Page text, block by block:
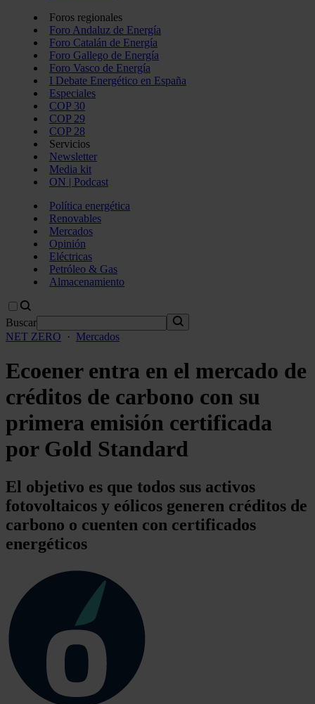
Foros regionales
Foro Andaluz de Energía
Foro Catalán de Energía
Foro Gallego de Energía
Foro Vasco de Energía
I Debate Energético en España
Especiales
COP 30
COP 29
COP 28
Servicios
Newsletter
Media kit
ON | Podcast
Política energética
Renovables
Mercados
Opinión
Eléctricas
Petróleo & Gas
Almacenamiento
Buscar
NET ZERO
· Mercados
Ecoener entra en el mercado de
créditos de carbono con su
primera emisión certificada
por Gold Standard
El objetivo es que todos sus activos
fotovoltaicos y eólicos generen créditos de
carbono o cuenten con certificados
energéticos